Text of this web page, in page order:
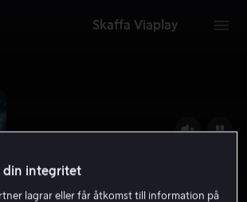
Skaffa Viaplay
din integritet
lagrar eller får åtkomst till information på